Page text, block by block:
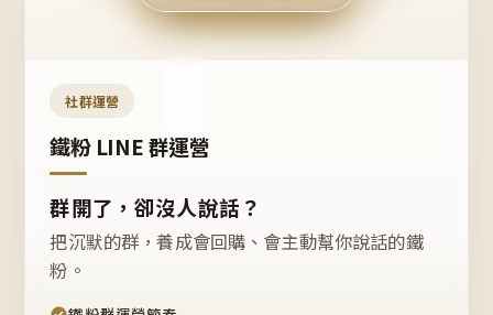
開團
嗎？
社群運營
鐵粉 LINE 群運營
群開了，卻沒人說話？
把沉默的群，養成會回購、會主動幫你說話的鐵
粉。